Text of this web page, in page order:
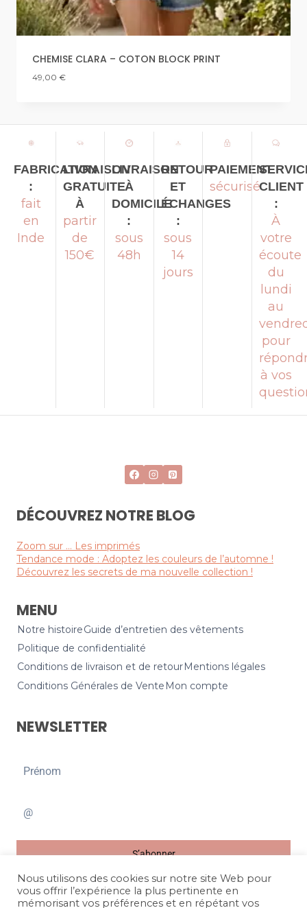
CHEMISE CLARA – COTON BLOCK PRINT
49,00 €
FABRICATION
:
fait
en
Inde
LIVRAISON
GRATUITE
À
partir
de
150€
LIVRAISON
À
DOMICILE
:
sous
48h
RETOUR
ET
ÉCHANGES
:
sous
14
jours
PAIEMENT
sécuriséCLIENT
:
À
votre
écoute
du
lundi
au
pour
à vos
DÉCOUVREZ NOTRE BLOG
Zoom sur … Les imprimés
Tendance mode : Adoptez les couleurs de l’automne !
Découvrez les secrets de ma nouvelle collection !
MENU
Notre histoireGuide d’entretien des vêtements
Politique de confidentialité
Conditions de livraison et de retour Mentions légales
Conditions Générales de Vente Mon compte
NEWSLETTER
S’abonner
Nous utilisons des cookies sur notre site Web pour
vous offrir l’expérience la plus pertinente en
mémorisant vos préférences et en répétant vos